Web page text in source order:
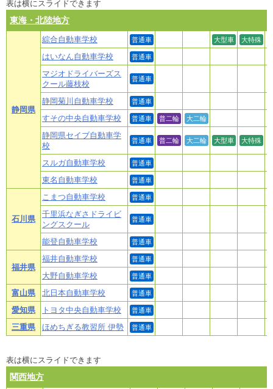
表は横にスライドできます
東海・北陸地方
静岡県
綜合自動車学校 普通車 大型車 大特殊
はいなん自動車学校 普通車
マジオドライバーズス
クール藤枝校
普通車
静岡菊川自動車学校 普通車
すその中央自動車学校 普通車 普二輪 大二輪
静岡県セイブ自動車学
校
普通車 普二輪 大二輪 大型車 大特殊
スルガ自動車学校 普通車
東名自動車学校 普通車
石川県
こまつ自動車学校 普通車
千里浜なぎさドライビ
ングスクール
普通車
能登自動車学校 普通車
福井県
福井自動車学校 普通車
大野自動車学校 普通車
富山県 北日本自動車学校 普通車
愛知県 トヨタ中央自動車学校 普通車
三重県 ほめちぎる教習所 伊勢 普通車
表は横にスライドできます
関西地方